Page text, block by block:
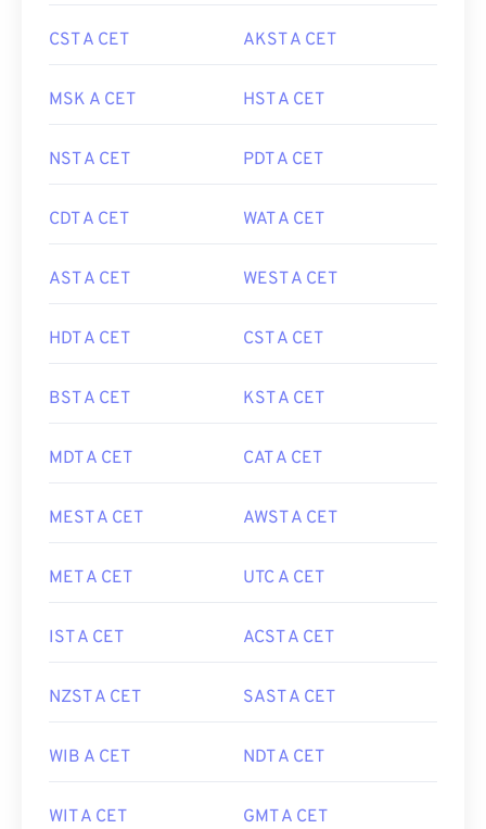
CST A CET AKST A CET
MSK A CET HST A CET
NST A CET PDT A CET
CDT A CET WAT A CET
AST A CET WEST A CET
HDT A CET CST A CET
BST A CET KST A CET
MDT A CET CAT A CET
MEST A CET AWST A CET
MET A CET UTC A CET
IST A CET ACST A CET
NZST A CET SAST A CET
WIB A CET NDT A CET
WIT A CET GMT A CET